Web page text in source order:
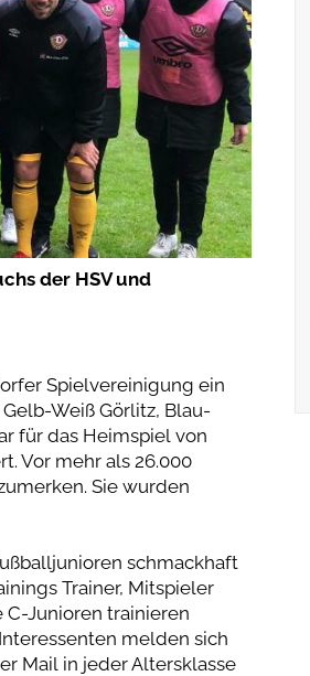
der HSV und
Spielvereinigung ein
Weiß Görlitz, Blau-
für das Heimspiel von
Vor mehr als 26.000
Sie wurden
schmackhaft
Trainer, Mitspieler
Junioren trainieren
melden sich
Mail in jeder Altersklasse